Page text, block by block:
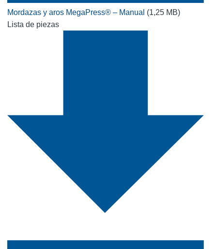
Mordazas y aros MegaPress® – Manual (1,25 MB)
Lista de piezas